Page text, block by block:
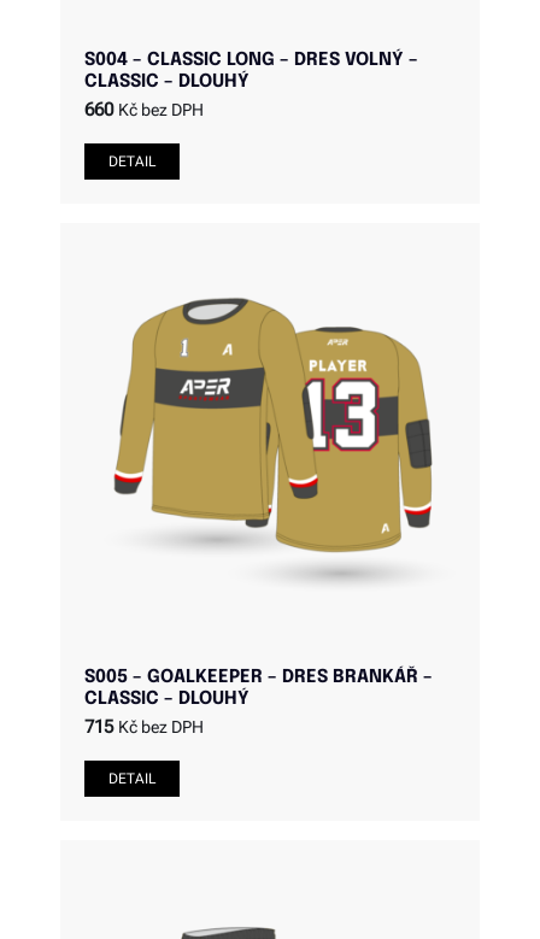
S004 – CLASSIC LONG – DRES VOLNÝ –
CLASSIC – DLOUHÝ
660 Kč bez DPH
S005 – GOALKEEPER – DRES BRANKÁŘ –
CLASSIC – DLOUHÝ
715 Kč bez DPH